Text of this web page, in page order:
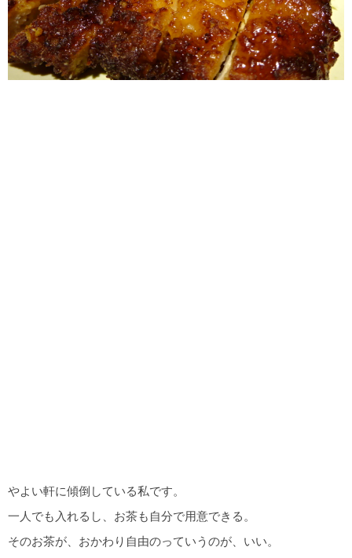
やよい軒に傾倒している私です。
一人でも入れるし、お茶も自分で用意できる。
そのお茶が、おかわり自由のっていうのが、いい。